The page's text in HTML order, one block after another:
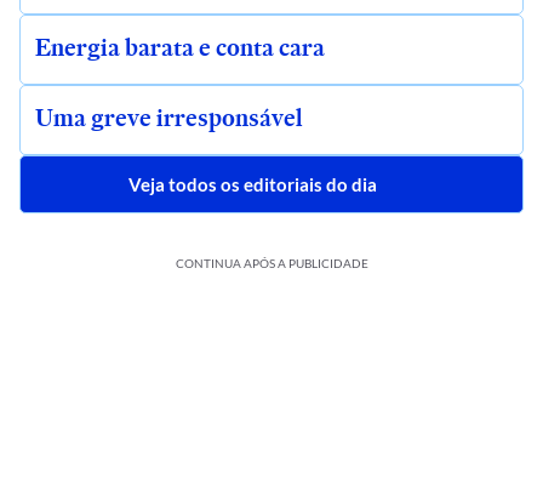
Energia barata e conta cara
Uma greve irresponsável
Veja todos os editoriais do dia
CONTINUA APÓS A PUBLICIDADE